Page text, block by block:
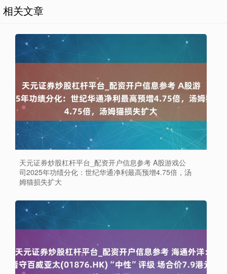
相关文章
天元证券炒股杠杆平台_配资开户信息参考 A股游戏公
司2025年功绩分化：世纪华通净利最高预增4.75倍，汤
姆猫损失扩大